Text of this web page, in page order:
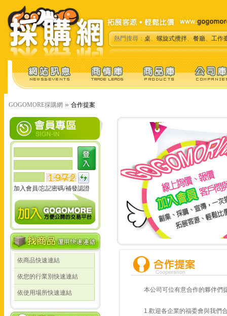
熱門搜尋：桌、螺旋式攪拌、餐廳、工作
GOGOMORE採購網 » 合作提案
加入會員/忘記密碼/補發認證
依商品快速連結
依您的行業別快速連結
依使用場所快速連結
線上詢價 創業 採購
線上詢價 創業 採購 宣傳 一次搞定!
本公司可位有意合作的夥伴們
1.歡迎各企業的福委會與我們